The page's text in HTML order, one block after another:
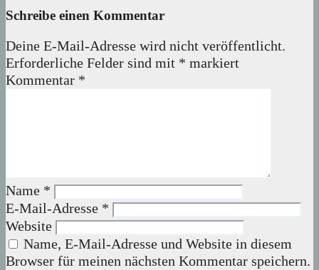
Schreibe einen Kommentar
Deine E-Mail-Adresse wird nicht veröffentlicht.
Erforderliche Felder sind mit * markiert
Kommentar *
Name *
E-Mail-Adresse *
Website
Name, E-Mail-Adresse und Website in diesem
Browser für meinen nächsten Kommentar speichern.